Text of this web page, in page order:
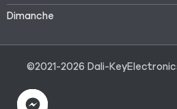
Dimanche
©2021-2026 Dali-